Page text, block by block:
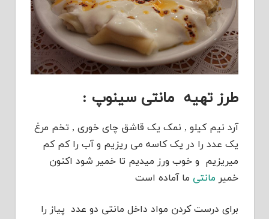
طرز تهیه مانتی سینوپ :
آرد نیم کیلو , نمک یک قاشق چای خوری , تخم مرغ
یک عدد را در یک کاسه می ریزیم و آب را کم کم
میریزیم و خوب ورز میدیم تا خمیر شود اکنون
خمیر مانتی ما آماده است
برای درست کردن مواد داخل مانتی دو عدد پیاز را